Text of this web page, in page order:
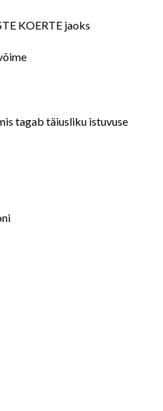
KOERTE jaoks
tagab täiusliku istuvuse